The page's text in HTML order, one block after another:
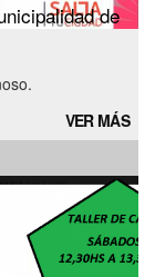
de
VER MÁS